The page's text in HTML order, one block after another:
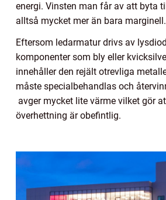
energi. Vinsten man får av att byta
alltså mycket mer än bara marginell.
Eftersom ledarmatur drivs av
komponenter som bly eller
innehåller den rejält otrevliga
måste specialbehandlas och
avger mycket lite värme vilket gör
överhettning är obefintlig.